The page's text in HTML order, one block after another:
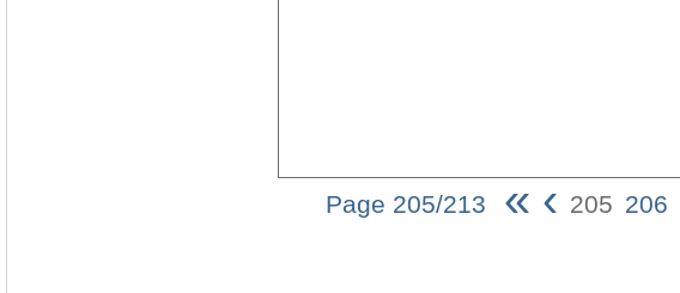
Page 205/213 « ‹ 205 206